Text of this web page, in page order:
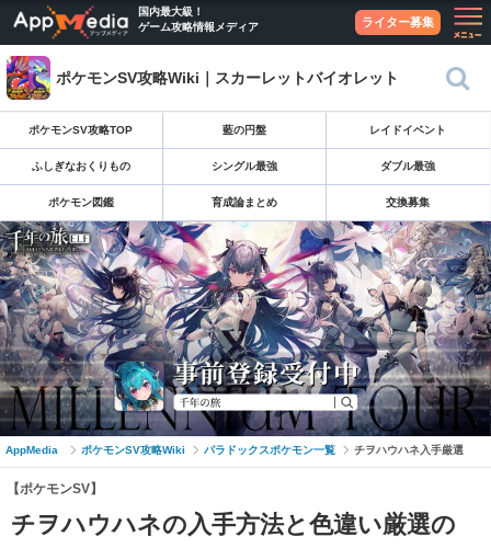
国内最大級！
ゲーム攻略情報メディア
ライター募集
ポケモンSV攻略Wiki｜スカーレットバイオレット
ポケモンSV攻略TOP 藍の円盤 レイドイベント
ふしぎなおくりもの シングル最強 ダブル最強
ポケモン図鑑 育成論まとめ 交換募集
AppMedia ポケモンSV攻略Wiki パラドックスポケモン一覧 チヲハウハネ入手厳選
【ポケモンSV】
チヲハウハネの入手方法と色違い厳選の